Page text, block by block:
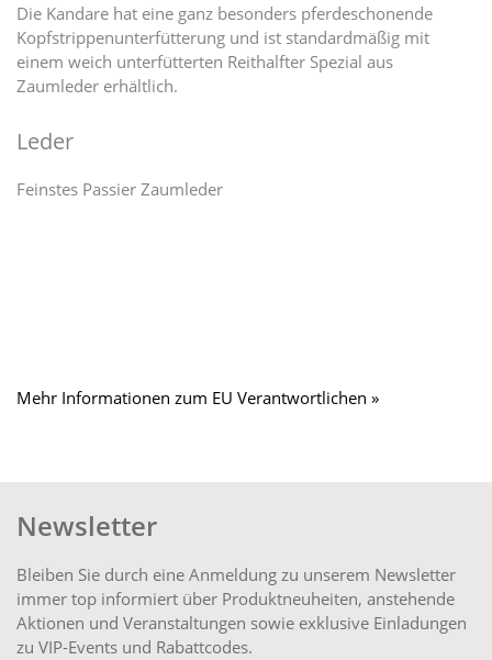
Die Kandare hat eine ganz besonders pferdeschonende
Kopfstrippenunterfütterung und ist standardmäßig mit
einem weich unterfütterten Reithalfter Spezial aus
Zaumleder erhältlich.
Leder
Feinstes Passier Zaumleder
Mehr Informationen zum EU Verantwortlichen »
Newsletter
Bleiben Sie durch eine Anmeldung zu unserem Newsletter
immer top informiert über Produktneuheiten, anstehende
Aktionen und Veranstaltungen sowie exklusive Einladungen
zu VIP-Events und Rabattcodes.